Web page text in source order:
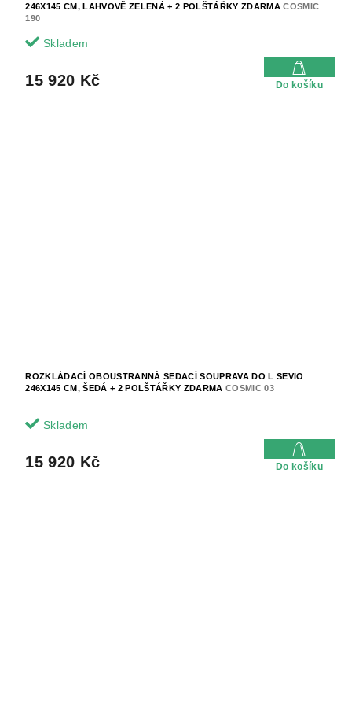
246X145 CM, LAHVOVĚ ZELENÁ + 2 POLŠTÁŘKY ZDARMACOSMIC
190
Skladem
15 920 Kč Do košíku
ROZKLÁDACÍ OBOUSTRANNÁ SEDACÍ SOUPRAVA DO L SEVIO
246X145 CM, ŠEDÁ + 2 POLŠTÁŘKY ZDARMA COSMIC 03
Skladem
15 920 Kč Do košíku